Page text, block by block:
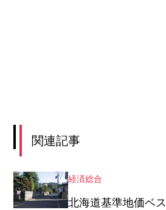
関連記事
経済総合
北海道基準地価ベ